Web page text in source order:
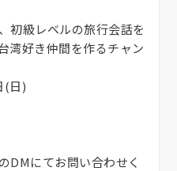
初級レベルの旅行会話を
湾好き仲間を作るチャン
(日)
DMにてお問い合わせく